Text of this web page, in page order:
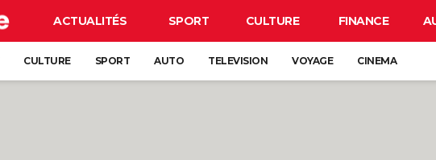
ACTUALITÉS SPORT CULTURE FINANCE
CULTURE SPORT AUTO TELEVISION VOYAGE CINEMA